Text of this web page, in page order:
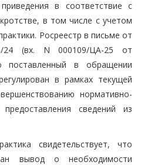
в соответствие с
в том числе с учетом
Росреестр в письме от
24 (вх. N 000109/ЦА-25 от
поставленный в обращении
в рамках текущей
нормативно-
сведений из
свидетельствует, что
вывод о необходимости